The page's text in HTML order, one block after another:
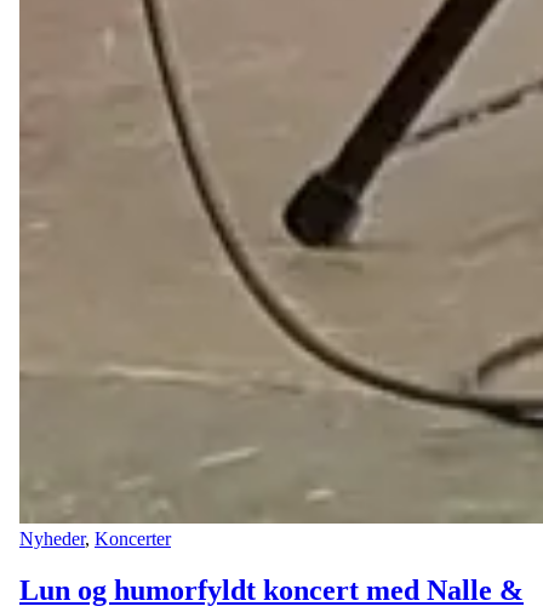
Nyheder, Koncerter
Lun og humorfyldt koncert med Nalle &